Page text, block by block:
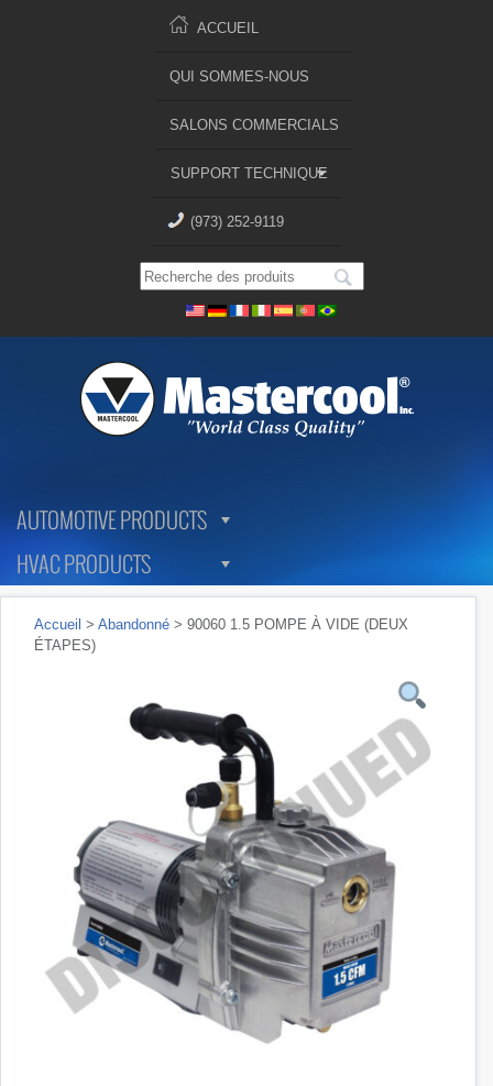
ACCUEIL
QUI SOMMES-NOUS
SALONS COMMERCIALS
SUPPORT TECHNIQUE
(973) 252-9119
AUTOMOTIVE PRODUCTS
HVAC PRODUCTS
Accueil > Abandonné > 90060 1.5 POMPE À VIDE (DEUX
ÉTAPES)